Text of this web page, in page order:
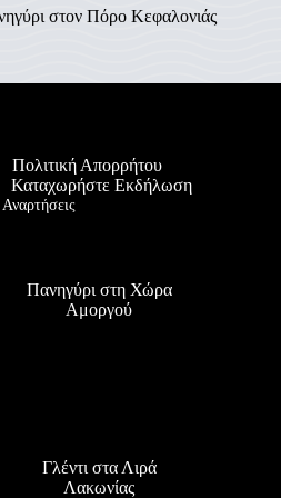
στον Πόρο Κεφαλονιάς
Πολιτική Απορρήτου
Καταχωρήστε Εκδήλωση
Πανηγύρι στη Χώρα
Αμοργού
Γλέντι στα Λιρά
Λακωνίας